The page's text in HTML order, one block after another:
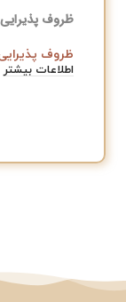
ظروف
ظروف
اطلاعات بیشتر